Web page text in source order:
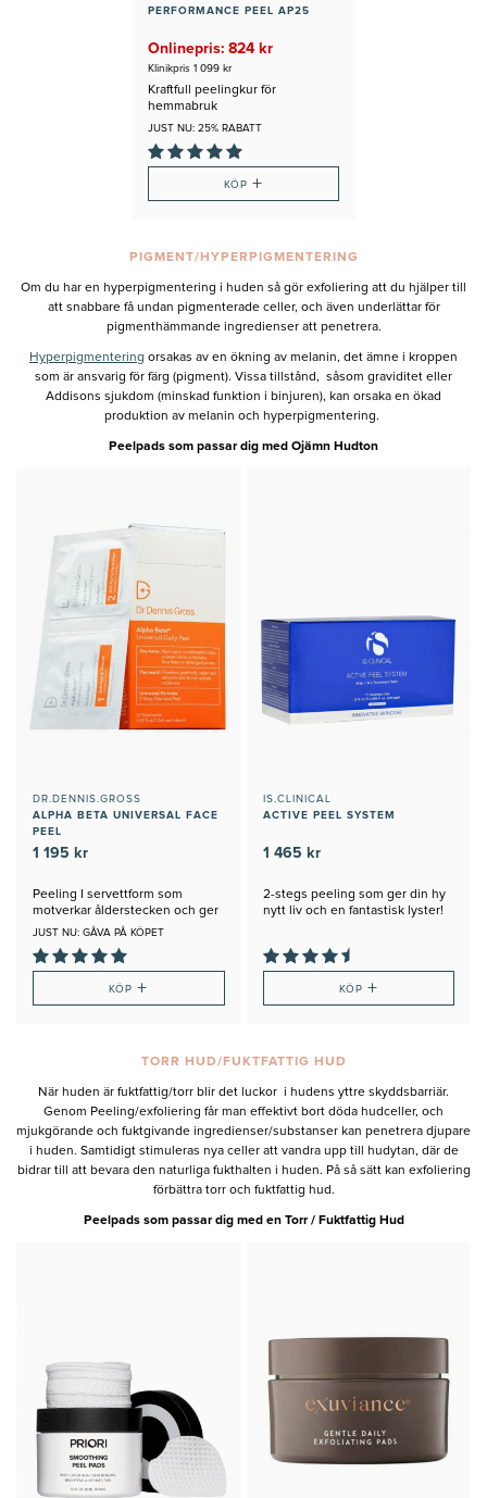
PERFORMANCE PEEL AP25
Onlinepris: 824 kr
Klinikpris 1 099 kr
Kraftfull peelingkur för
hemmabruk
JUST NU: 25% RABATT
KÖP +
PIGMENT/HYPERPIGMENTERING
Om du har en hyperpigmentering i huden så gör exfoliering att du hjälper till
att snabbare få undan pigmenterade celler, och även underlättar för
pigmenthämmande ingredienser att penetrera.
Hyperpigmentering orsakas av en ökning av melanin, det ämne i kroppen
som är ansvarig för färg (pigment). Vissa tillstånd, såsom graviditet eller
Addisons sjukdom (minskad funktion i binjuren), kan orsaka en ökad
produktion av melanin och hyperpigmentering.
Peelpads som passar dig med Ojämn Hudton
DR.DENNIS.GROSS
ALPHA BETA UNIVERSAL FACE
PEEL
1 195 kr
Peeling I servettform som
motverkar ålderstecken och ger
lyster
JUST NU: GÅVA PÅ KÖPET
KÖP+
IS.CLINICAL
ACTIVE PEEL SYSTEM
1 465 kr
2-stegs peeling som ger din hy
nytt liv och en fantastisk lyster!
KÖP +
TORR HUD/FUKTFATTIG HUD
När huden är fuktfattig/torr blir det luckor i hudens yttre skyddsbarriär.
Genom Peeling/exfoliering får man effektivt bort döda hudceller, och
mjukgörande och fuktgivande ingredienser/substanser kan penetrera djupare
i huden. Samtidigt stimuleras nya celler att vandra upp till hudytan, där de
bidrar till att bevara den naturliga fukthalten i huden. På så sätt kan exfoliering
förbättra torr och fuktfattig hud.
Peelpads som passar dig med en Torr / Fuktfattig Hud